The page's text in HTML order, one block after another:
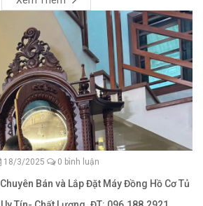
18/3/2025 0 bình luận
Bán và Lắp Đặt Máy Đồng Hồ Cơ Tủ